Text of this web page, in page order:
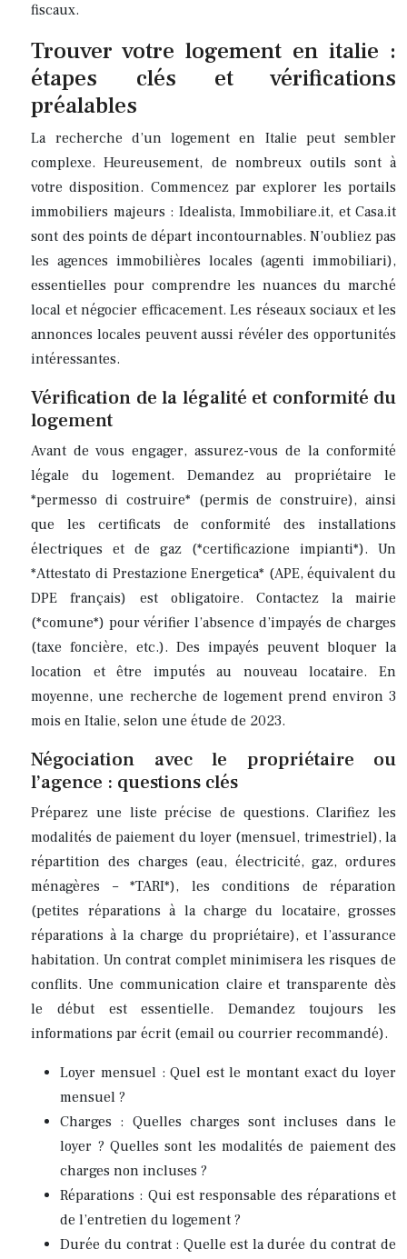
fiscaux.
Trouver votre logement en italie :
étapes clés et vérifications
préalables
La recherche d’un logement en Italie peut sembler
complexe. Heureusement, de nombreux outils sont à
votre disposition. Commencez par explorer les portails
immobiliers majeurs : Idealista, Immobiliare.it, et Casa.it
sont des points de départ incontournables. N’oubliez pas
les agences immobilières locales (agenti immobiliari),
essentielles pour comprendre les nuances du marché
local et négocier efficacement. Les réseaux sociaux et les
annonces locales peuvent aussi révéler des opportunités
intéressantes.
Vérification de la légalité et conformité du
logement
Avant de vous engager, assurez-vous de la conformité
légale du logement. Demandez au propriétaire le
*permesso di costruire* (permis de construire), ainsi
que les certificats de conformité des installations
électriques et de gaz (*certificazione impianti*). Un
*Attestato di Prestazione Energetica* (APE, équivalent du
DPE français) est obligatoire. Contactez la mairie
(*comune*) pour vérifier l’absence d’impayés de charges
(taxe foncière, etc.). Des impayés peuvent bloquer la
location et être imputés au nouveau locataire. En
moyenne, une recherche de logement prend environ 3
mois en Italie, selon une étude de 2023.
Négociation avec le propriétaire ou
l’agence : questions clés
Préparez une liste précise de questions. Clarifiez les
modalités de paiement du loyer (mensuel, trimestriel), la
répartition des charges (eau, électricité, gaz, ordures
ménagères – *TARI*), les conditions de réparation
(petites réparations à la charge du locataire, grosses
réparations à la charge du propriétaire), et l’assurance
habitation. Un contrat complet minimisera les risques de
conflits. Une communication claire et transparente dès
le début est essentielle. Demandez toujours les
informations par écrit (email ou courrier recommandé).
Loyer mensuel : Quel est le montant exact du loyer
mensuel ?
Charges : Quelles charges sont incluses dans le
loyer ? Quelles sont les modalités de paiement des
charges non incluses ?
Réparations : Qui est responsable des réparations et
de l’entretien du logement ?
Durée du contrat : Quelle est la durée du contrat de